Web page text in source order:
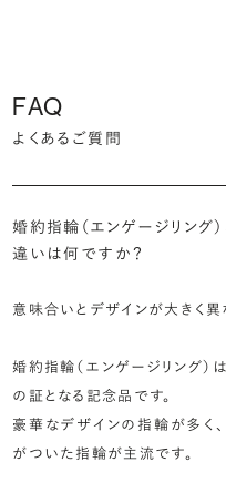
FAQ
よくあるご質問
婚約指輪（エンゲージリング
違いは何ですか？
意味合いとデザインが大きく異
婚約指輪（エンゲージリング）
の証となる記念品です。
豪華なデザインの指輪が多く
がついた指輪が主流です。